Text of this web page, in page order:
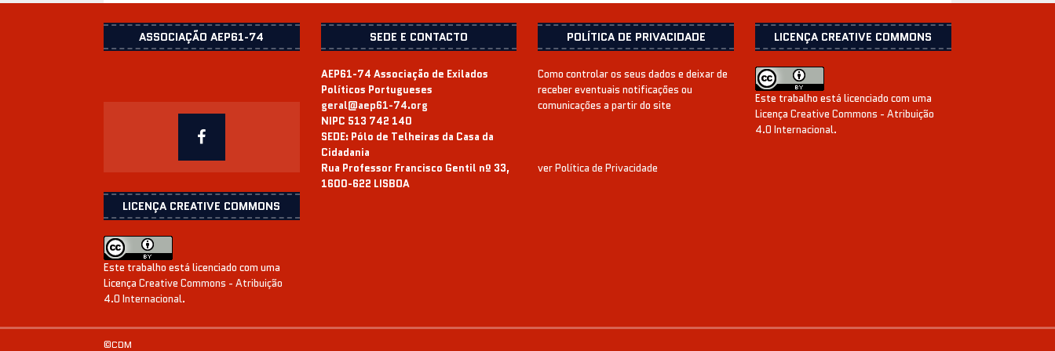
ASSOCIAÇÃO AEP61-74
LICENÇA CREATIVE COMMONS
Este trabalho está licenciado com uma
Licença Creative Commons - Atribuição
4.0 Internacional.
SEDE E CONTACTO
AEP61-74 Associação de Exilados
Políticos Portugueses
geral@aep61-74.org
NIPC 513 742 140
SEDE:Pólo de Telheiras da Casa da
Cidadania
Rua Professor Francisco Gentil nº 33,
1600-622 LISBOA
POLÍTICA DE PRIVACIDADE
Como controlar os seus dados e deixar de
receber eventuais notificações ou
comunicações a partir do site
verPolítica de Privacidade
LICENÇA CREATIVE COMMONS
Este trabalho está licenciado com uma
LicençaCreative Commons - Atribuição
4.0 Internacional.
©CDM